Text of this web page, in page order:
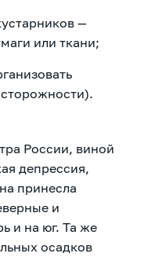
—
или ткани;
России, виной
депрессия,
принесла
и
и на юг. Та же
осадков